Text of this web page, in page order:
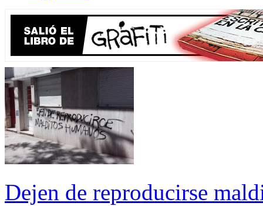
Dejen de reproducirse